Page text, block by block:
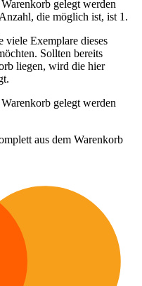
gelegt werden
die möglich ist, ist 1.
viele Exemplare dieses
Sollten bereits
liegen, wird die hier
gelegt werden
aus dem Warenkorb